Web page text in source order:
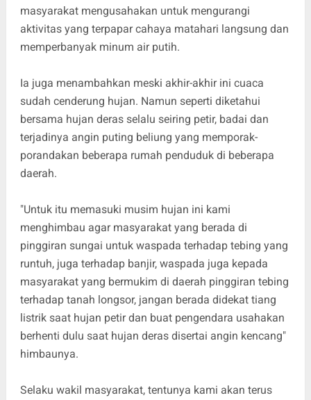
masyarakat mengusahakan untuk mengurangi
aktivitas yang terpapar cahaya matahari langsung dan
memperbanyak minum air putih.
Ia juga menambahkan meski akhir-akhir ini cuaca
sudah cenderung hujan. Namun seperti diketahui
bersama hujan deras selalu seiring petir, badai dan
terjadinya angin puting beliung yang memporak-
porandakan beberapa rumah penduduk di beberapa
daerah.
"Untuk itu memasuki musim hujan ini kami
menghimbau agar masyarakat yang berada di
pinggiran sungai untuk waspada terhadap tebing yang
runtuh, juga terhadap banjir, waspada juga kepada
masyarakat yang bermukim di daerah pinggiran tebing
terhadap tanah longsor, jangan berada didekat tiang
listrik saat hujan petir dan buat pengendara usahakan
berhenti dulu saat hujan deras disertai angin kencang"
himbaunya.
Selaku wakil masyarakat, tentunya kami akan terus